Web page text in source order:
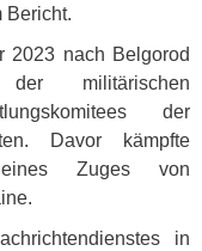
Bericht.
2023 nach Belgorod
militärischen
der
Davor kämpfte
Zuges von
in